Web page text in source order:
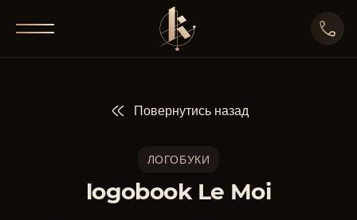
Повернутись назад
ЛОГОБУКИ
logobook Le Moi